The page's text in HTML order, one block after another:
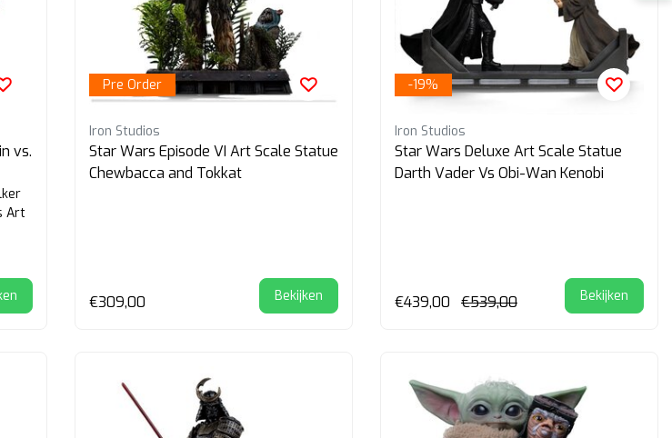
vs.
Art
Pre Order
Iron Studios
Star Wars Episode VI Art Scale Statue
Chewbacca and Tokkat
€309,00 Bekijken
-19%
Iron Studios
Star Wars Deluxe Art Scale Statue
Darth Vader Vs Obi-Wan Kenobi
€439,00 €539,00 Bekijken